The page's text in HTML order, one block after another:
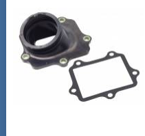
Työkalut
Outlet-tuotteet